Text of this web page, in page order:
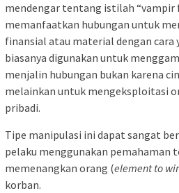
mendengar tentang istilah “vampir
memanfaatkan hubungan untuk
finansial atau material dengan
biasanya digunakan untuk
menjalin hubungan bukan karena
melainkan untuk mengeksploitasi
pribadi.
Tipe manipulasi ini dapat sangat
pelaku menggunakan pemahaman
memenangkan orang (element to
korban.